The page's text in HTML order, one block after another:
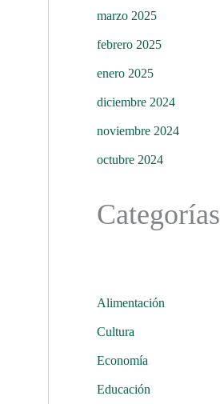
marzo 2025
febrero 2025
enero 2025
diciembre 2024
noviembre 2024
octubre 2024
Categorías
Alimentación
Cultura
Economía
Educación